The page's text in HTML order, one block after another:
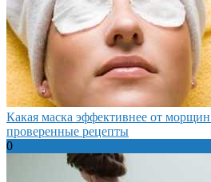
Какая маска эффективнее от морщин
проверенные рецепты
0